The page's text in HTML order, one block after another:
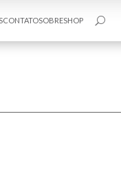
CONTATOSOBRESHOP U